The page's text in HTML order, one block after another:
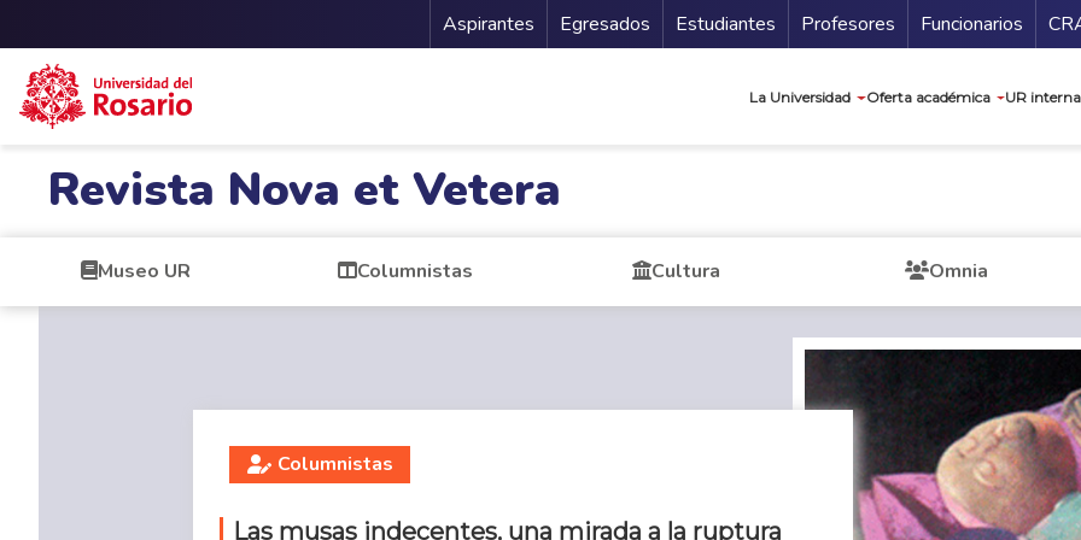
Menu Secundario
Aspirantes Egresados Estudiantes Profesores Funcionarios
La Universidad Oferta académica UR
Revista Nova et Vetera
Museo UR Columnistas Cultura Omnia
Columnistas
Las musas indecentes, una mirada a la ruptura